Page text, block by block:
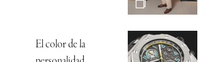
El color de la